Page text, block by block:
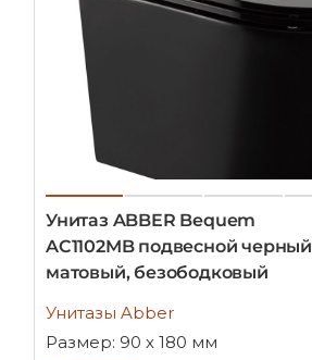
Унитаз ABBER Bequem
AC1102MB подвесной черный
матовый, безободковый
Унитазы Abber
Размер: 90 х 180 мм